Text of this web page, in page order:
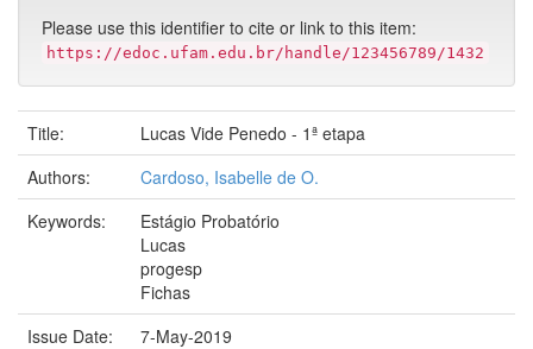
Please use this identifier to cite or link to this item:
https://edoc.ufam.edu.br/handle/123456789/1432
Title:
Lucas Vide Penedo - 1ª etapa
Authors:
Cardoso, Isabelle de O.
Keywords:
Estágio Probatório
Lucas
progesp
Fichas
Issue Date:
7-May-2019